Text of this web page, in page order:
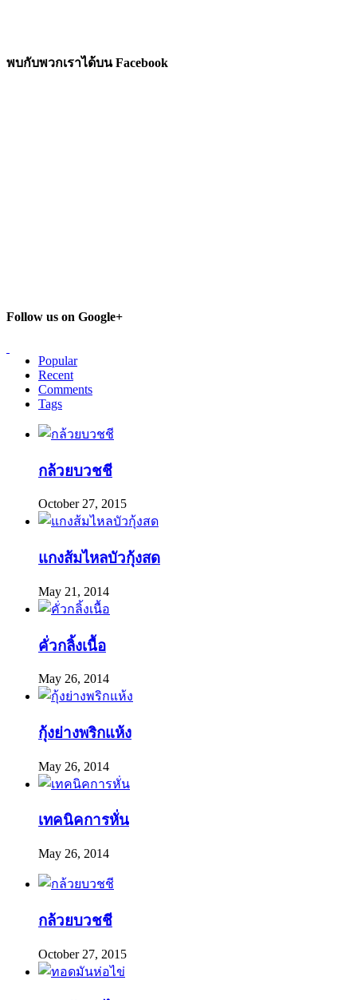
พบกับพวกเราได้บน Facebook
Follow us on Google+
Popular
Recent
Comments
Tags
กล้วยบวชชี
October 27, 2015
แกงส้มไหลบัวกุ้งสด
May 21, 2014
คั่วกลิ้งเนื้อ
May 26, 2014
กุ้งย่างพริกแห้ง
May 26, 2014
เทคนิคการหั่น
May 26, 2014
กล้วยบวชชี
October 27, 2015